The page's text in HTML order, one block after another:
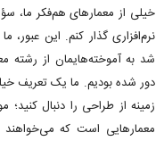
خیلی از معمارهای هم‌فکر ما،
نرم‌افزاری گذار کنم. این
شد به آموخته‌هایمان از رشته
دور شده بودیم. ما یک تعریف
زمینه از طراحی را دنبال
معمارهایی است که می‌خواهند